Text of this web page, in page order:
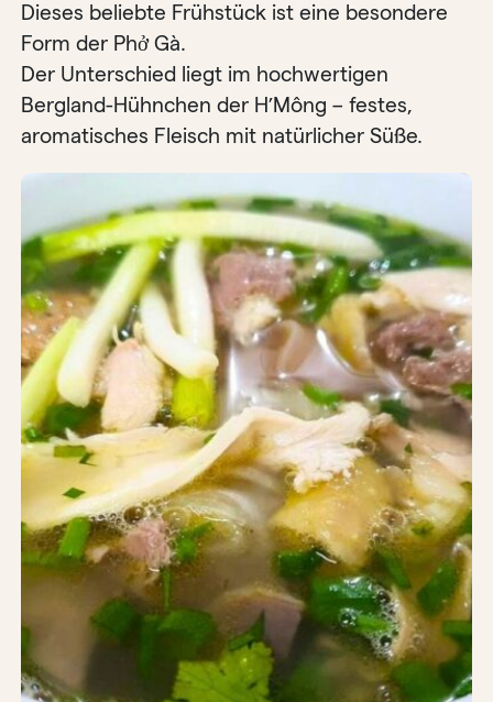
Dieses beliebte Frühstück ist eine besondere
Form der Phở Gà.
Der Unterschied liegt im hochwertigen
Bergland-Hühnchen der H’Mông – festes,
aromatisches Fleisch mit natürlicher Süße.